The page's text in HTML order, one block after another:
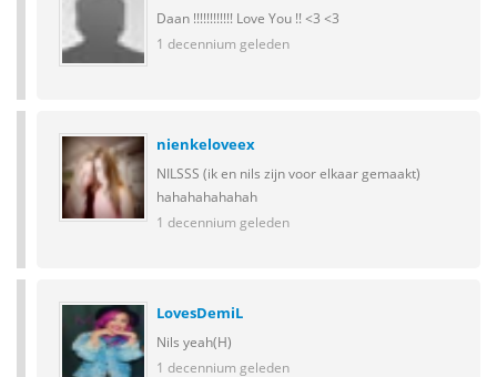
Daan !!!!!!!!!!!! Love You !! <3 <3
1 decennium geleden
nienkeloveex
NILSSS (ik en nils zijn voor elkaar gemaakt)
hahahahahahah
1 decennium geleden
LovesDemiL
Nils yeah(H)
1 decennium geleden